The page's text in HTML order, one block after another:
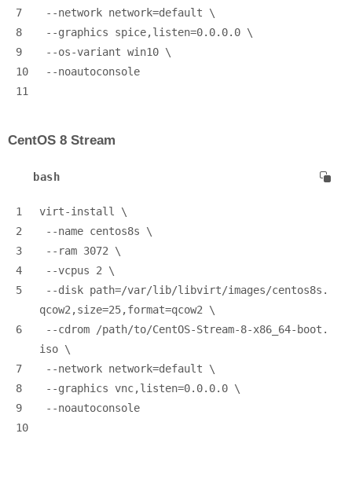
7
--network network=default \
8
--graphics spice,listen=0.0.0.0 \
9
--os-variant win10 \
10
--noautoconsole
11
CentOS 8 Stream
bash
1
virt-install \
2
--name centos8s \
3
--ram 3072 \
4
--vcpus 2 \
5
qcow2,size=25,format=qcow2 \
6
iso \
7
--network network=default \
8
--graphics vnc,listen=0.0.0.0 \
9
--noautoconsole
10